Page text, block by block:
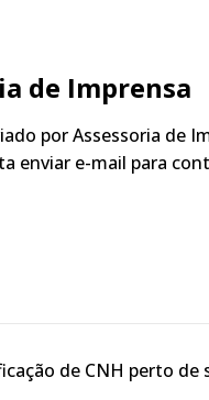
de Imprensa
por Assessoria de
enviar e-mail para
de CNH perto de